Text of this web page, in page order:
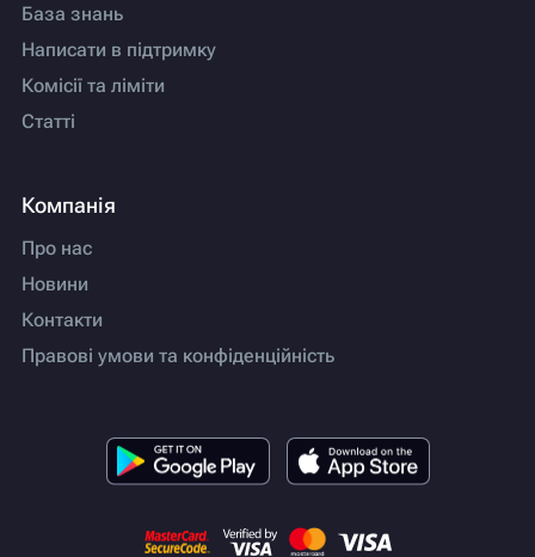
База знань
Написати в підтримку
Комісії та ліміти
Статті
Компанія
Про нас
Новини
Контакти
Правові умови та конфіденційність